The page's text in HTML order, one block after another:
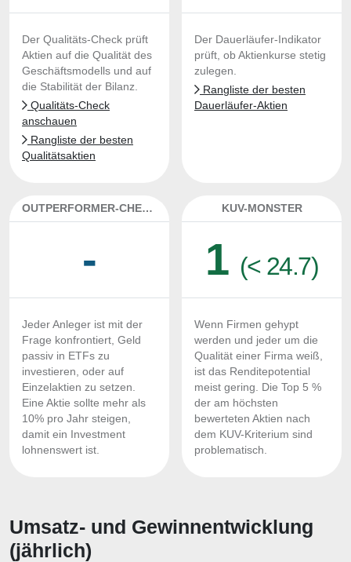
Der Qualitäts-Check prüft
Aktien auf die Qualität des
Geschäftsmodells und auf
die Stabilität der Bilanz.
Qualitäts-Check
anschauen
Rangliste der besten
Qualitätsaktien
Der Dauerläufer-Indikator
prüft, ob Aktienkurse stetig
zulegen.
Rangliste der besten
Dauerläufer-Aktien
OUTPERFORMER-CHECK
-
Jeder Anleger ist mit der
Frage konfrontiert, Geld
passiv in ETFs zu
investieren, oder auf
Einzelaktien zu setzen.
Eine Aktie sollte mehr als
10% pro Jahr steigen,
damit ein Investment
lohnenswert ist.
KUV-MONSTER
1 (< 24.7)
Wenn Firmen gehypt
werden und jeder um die
Qualität einer Firma weiß,
ist das Renditepotential
meist gering. Die Top 5 %
der am höchsten
bewerteten Aktien nach
dem KUV-Kriterium sind
problematisch.
Umsatz- und Gewinnentwicklung
(jährlich)